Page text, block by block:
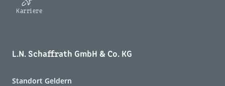
Karriere
L.N. Schaffrath GmbH & Co. KG
Standort Geldern